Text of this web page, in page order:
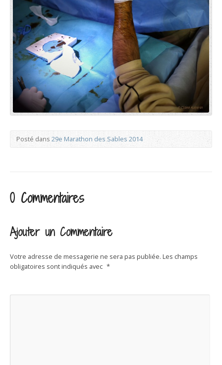
Posté dans29e Marathon des Sables 2014
0 Commentaires
Ajouter un Commentaire
Votre adresse de messagerie ne sera pas publiée. Les champs
obligatoires sont indiqués avec *